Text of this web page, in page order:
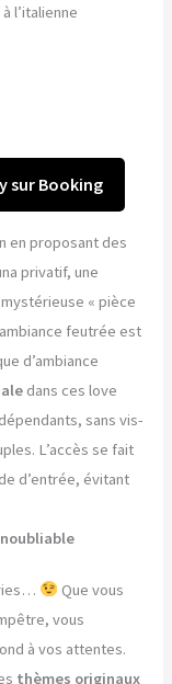
l’italienne
sur Booking
en proposant des
privatif, une
« pièce
feutrée est
d’ambiance
dans ces love
sans vis-
L’accès se fait
d’entrée, évitant
Que vous
vous
à vos attentes.
thèmes originaux